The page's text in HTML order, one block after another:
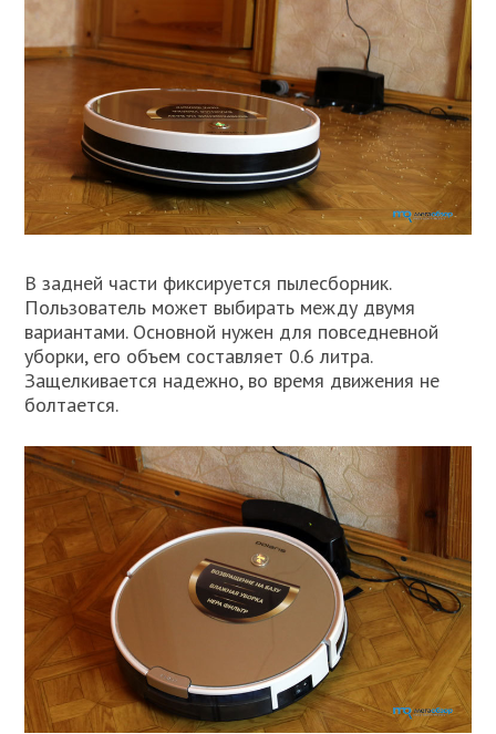
В задней части фиксируется пылесборник.
Пользователь может выбирать между двумя
вариантами. Основной нужен для повседневной
уборки, его объем составляет 0.6 литра.
Защелкивается надежно, во время движения не
болтается.